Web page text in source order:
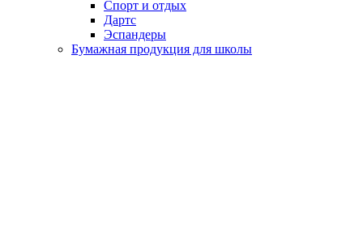
Спорт и отдых
Дартс
Эспандеры
Бумажная продукция для школы